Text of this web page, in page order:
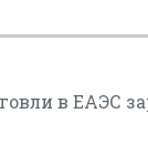
в ЕАЭС